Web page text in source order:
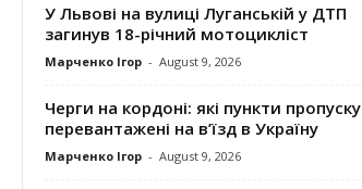
У Львові на вулиці Луганській у ДТП
загинув 18-річний мотоцикліст
Марченко Ігор - August 9, 2026
Черги на кордоні: які пункти пропуску
перевантажені на в’їзд в Україну
Марченко Ігор - August 9, 2026